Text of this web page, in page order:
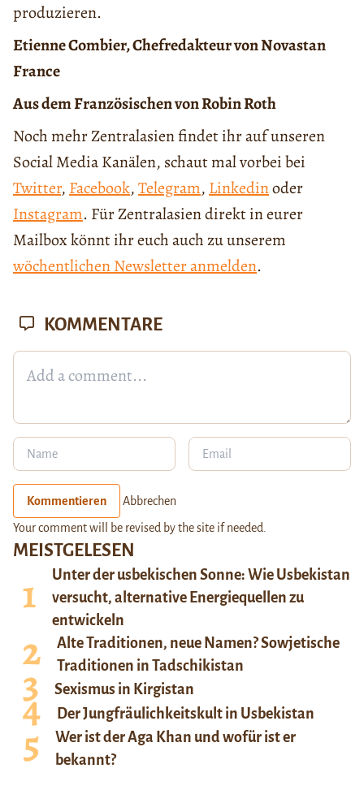
produzieren.
Etienne Combier, Chefredakteur von Novastan
France
Aus dem Französischen von Robin Roth
Noch mehr Zentralasien findet ihr auf unseren
Social Media Kanälen, schaut mal vorbei bei
Twitter, Facebook,Telegram, Linkedinoder
Instagram. Für Zentralasien direkt in eurer
Mailbox könnt ihr euch auch zu unserem
wöchentlichen Newsletter anmelden.
MEISTGELESEN
Unter der usbekischen Sonne: Wie Usbekistan
versucht, alternative Energiequellen zu
entwickeln
Alte Traditionen, neue Namen? Sowjetische
Traditionen in Tadschikistan
Sexismus in Kirgistan
Der Jungfräulichkeitskult in Usbekistan
Wer ist der Aga Khan und wofür ist er
bekannt?
KOMMENTARE
Kommentieren Abbrechen
Your comment will be revised by the site if needed.